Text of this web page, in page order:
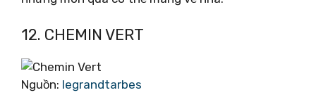
12. CHEMIN VERT
Nguồn: legrandtarbes